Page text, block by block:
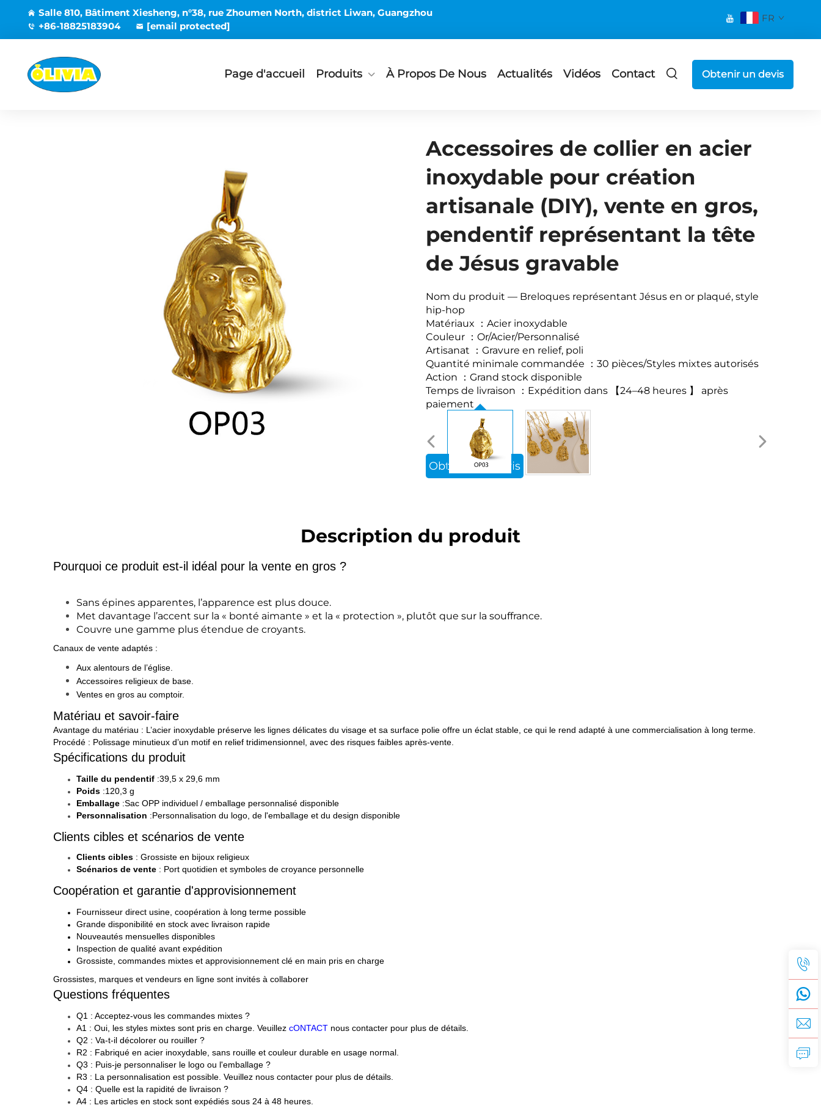
Salle 810, Bâtiment Xiesheng, n°38, rue Zhoumen North, district Liwan, Guangzhou
+86-18825183904
[email protected]
FR
Page d'accueil Produits À Propos De Nous Actualités Vidéos Contact Obtenir un devis
Accessoires de collier en acier
inoxydable pour création
artisanale (DIY), vente en gros,
pendentif représentant la tête
de Jésus gravable
Nom du produit — Breloques représentant Jésus en or plaqué, style
hip-hop
Matériaux
： Acier inoxydable
Couleur ： Or/Acier/Personnalisé
Artisanat
：Gravure en relief, poli
Quantité minimale commandée
： 30 pièces/Styles mixtes autorisés
Action
： Grand stock disponible
Temps de livraison
： Expédition dans 【24–48 heures 】 après
paiement
Obtenir un devis
Description du produit
Pourquoi ce produit est-il idéal pour la vente en gros ?
Sans épines apparentes, l’apparence est plus douce.
Met davantage l’accent sur la « bonté aimante » et la « protection », plutôt que sur la souffrance.
Couvre une gamme plus étendue de croyants.
Canaux de vente adaptés :
Aux alentours de l’église.
Accessoires religieux de base.
Ventes en gros au comptoir.
Matériau et savoir-faire
Avantage du matériau : L’acier inoxydable préserve les lignes délicates du visage et sa surface polie offre un éclat stable, ce qui le rend adapté à une commercialisation à long terme.
Procédé : Polissage minutieux d’un motif en relief tridimensionnel, avec des risques faibles après-vente.
Spécifications du produit
Taille du pendentif :39,5 x 29,6 mm
Poids :120,3 g
Emballage :Sac OPP individuel / emballage personnalisé disponible
Personnalisation :Personnalisation du logo, de l'emballage et du design disponible
Clients cibles et scénarios de vente
Clients cibles : Grossiste en bijoux religieux
Scénarios de vente : Port quotidien et symboles de croyance personnelle
Coopération et garantie d'approvisionnement
Fournisseur direct usine, coopération à long terme possible
Grande disponibilité en stock avec livraison rapide
Nouveautés mensuelles disponibles
Inspection de qualité avant expédition
Grossiste, commandes mixtes et approvisionnement clé en main pris en charge
Grossistes, marques et vendeurs en ligne sont invités à collaborer
Questions fréquentes
Q1 : Acceptez-vous les commandes mixtes ?
A1 : Oui, les styles mixtes sont pris en charge. Veuillez cONTACT nous contacter pour plus de détails.
Q2 : Va-t-il décolorer ou rouiller ?
R2 : Fabriqué en acier inoxydable, sans rouille et couleur durable en usage normal.
Q3 : Puis-je personnaliser le logo ou l'emballage ?
R3 : La personnalisation est possible. Veuillez nous contacter pour plus de détails.
Q4 : Quelle est la rapidité de livraison ?
A4 : Les articles en stock sont expédiés sous 24 à 48 heures.